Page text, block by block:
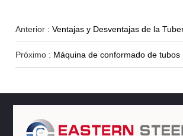
Anterior :Ventajas y Desventajas de la
Próximo : Máquina de conformado de tubos ERW y tecnología